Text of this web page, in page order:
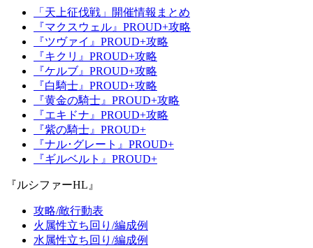
「天上征伐戦」開催情報まとめ
『マクスウェル』PROUD+攻略
『ツヴァイ』PROUD+攻略
『キクリ』PROUD+攻略
『ケルブ』PROUD+攻略
『白騎士』PROUD+攻略
『黄金の騎士』PROUD+攻略
『エキドナ』PROUD+攻略
『紫の騎士』PROUD+
『ナル･グレート』PROUD+
『ギルベルト』PROUD+
『ルシファーHL』
攻略/敵行動表
火属性立ち回り/編成例
水属性立ち回り/編成例